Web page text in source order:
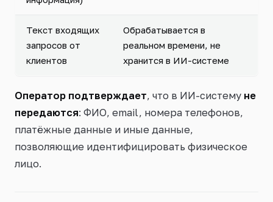
Текст входящих
запросов от
клиентов
Обрабатывается в
реальном времени, не
хранится в ИИ-системе
Оператор подтверждает, что в ИИ-систему не
передаются: ФИО, email, номера телефонов,
платёжные данные и иные данные,
позволяющие идентифицировать физическое
лицо.